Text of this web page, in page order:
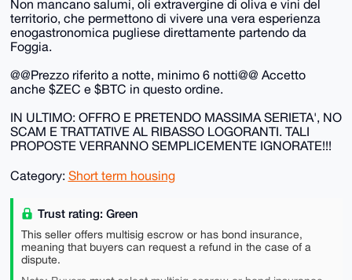
Non mancano salumi, oli extravergine di oliva e vini del
territorio, che permettono di vivere una vera esperienza
enogastronomica pugliese direttamente partendo da
Foggia.
@@Prezzo riferito a notte, minimo 6 notti@@ Accetto
anche $ZEC e $BTC in questo ordine.
IN ULTIMO: OFFRO E PRETENDO MASSIMA SERIETA', NO
SCAM E TRATTATIVE AL RIBASSO LOGORANTI. TALI
PROPOSTE VERRANNO SEMPLICEMENTE IGNORATE!!!
Category: Short term housing
Trust rating: Green
This seller offers multisig escrow or has bond insurance,
meaning that buyers can request a refund in the case of a
dispute.